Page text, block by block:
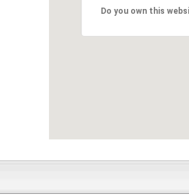
Do you own this